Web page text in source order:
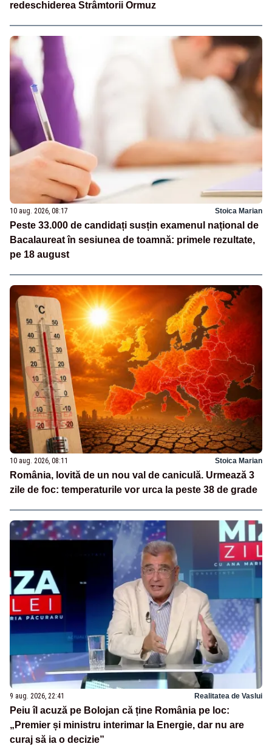
redeschiderea Strâmtorii Ormuz
10 aug. 2026, 08:17 Stoica Marian
Peste 33.000 de candidați susțin examenul național de
Bacalaureat în sesiunea de toamnă: primele rezultate,
pe 18 august
10 aug. 2026, 08:11 Stoica Marian
România, lovită de un nou val de caniculă. Urmează 3
zile de foc: temperaturile vor urca la peste 38 de grade
9 aug. 2026, 22:41 Realitatea de Vaslui
Peiu îl acuză pe Bolojan că ține România pe loc:
„Premier și ministru interimar la Energie, dar nu are
curaj să ia o decizie”